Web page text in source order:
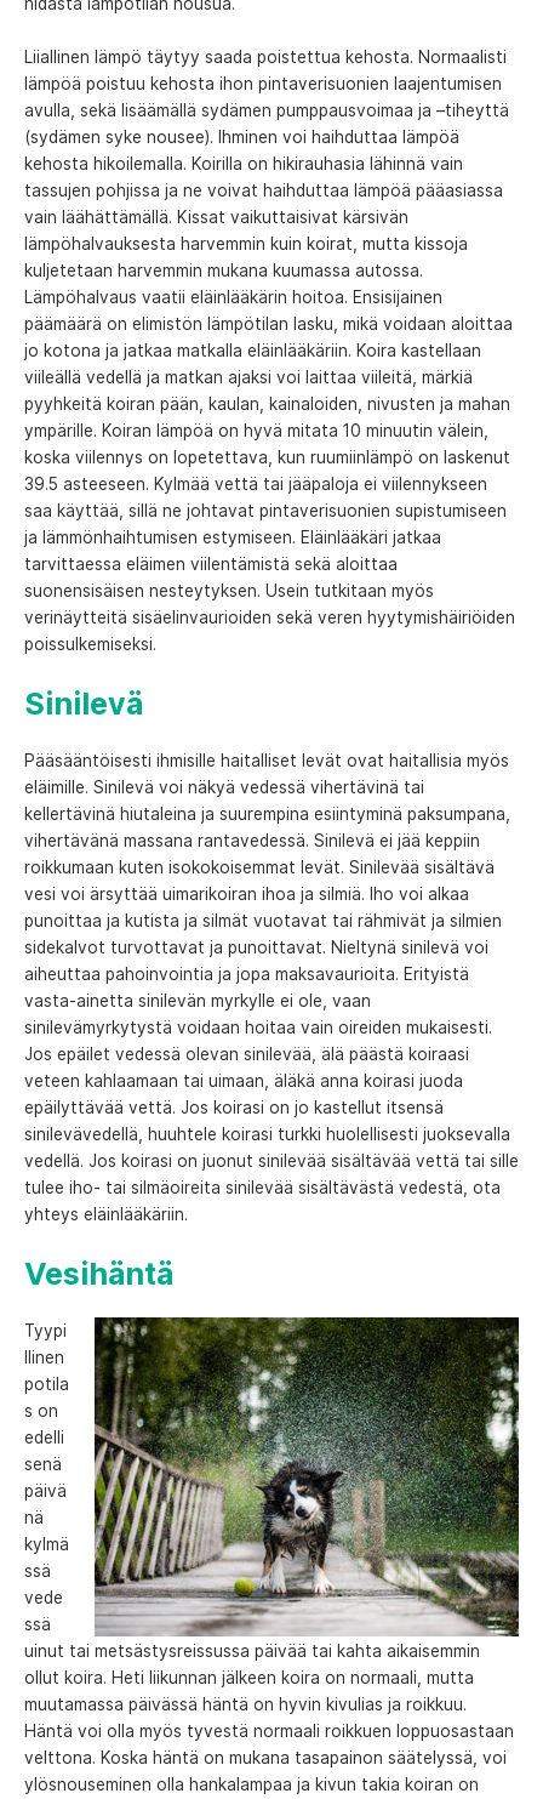
Liiallinen lämpö täytyy saada poistettua kehosta. Normaalisti
lämpöä poistuu kehosta ihon pintaverisuonien laajentumisen
avulla, sekä lisäämällä sydämen pumppausvoimaa ja –tiheyttä
(sydämen syke nousee). Ihminen voi haihduttaa lämpöä
kehosta hikoilemalla. Koirilla on hikirauhasia lähinnä vain
tassujen pohjissa ja ne voivat haihduttaa lämpöä pääasiassa
vain läähättämällä. Kissat vaikuttaisivat kärsivän
lämpöhalvauksesta harvemmin kuin koirat, mutta kissoja
kuljetetaan harvemmin mukana kuumassa autossa.
Lämpöhalvaus vaatii eläinlääkärin hoitoa. Ensisijainen
päämäärä on elimistön lämpötilan lasku, mikä voidaan aloittaa
jo kotona ja jatkaa matkalla eläinlääkäriin. Koira kastellaan
viileällä vedellä ja matkan ajaksi voi laittaa viileitä, märkiä
pyyhkeitä koiran pään, kaulan, kainaloiden, nivusten ja mahan
ympärille. Koiran lämpöä on hyvä mitata 10 minuutin välein,
koska viilennys on lopetettava, kun ruumiinlämpö on laskenut
39.5 asteeseen. Kylmää vettä tai jääpaloja ei viilennykseen
saa käyttää, sillä ne johtavat pintaverisuonien supistumiseen
ja lämmönhaihtumisen estymiseen. Eläinlääkäri jatkaa
tarvittaessa eläimen viilentämistä sekä aloittaa
suonensisäisen nesteytyksen. Usein tutkitaan myös
verinäytteitä sisäelinvaurioiden sekä veren hyytymishäiriöiden
poissulkemiseksi.
Sinilevä
Pääsääntöisesti ihmisille haitalliset levät ovat haitallisia myös
eläimille. Sinilevä voi näkyä vedessä vihertävinä tai
kellertävinä hiutaleina ja suurempina esiintyminä paksumpana,
vihertävänä massana rantavedessä. Sinilevä ei jää keppiin
roikkumaan kuten isokokoisemmat levät. Sinilevää sisältävä
vesi voi ärsyttää uimarikoiran ihoa ja silmiä. Iho voi alkaa
punoittaa ja kutista ja silmät vuotavat tai rähmivät ja silmien
sidekalvot turvottavat ja punoittavat. Nieltynä sinilevä voi
aiheuttaa pahoinvointia ja jopa maksavaurioita. Erityistä
vasta-ainetta sinilevän myrkylle ei ole, vaan
sinilevämyrkytystä voidaan hoitaa vain oireiden mukaisesti.
Jos epäilet vedessä olevan sinilevää, älä päästä koiraasi
veteen kahlaamaan tai uimaan, äläkä anna koirasi juoda
epäilyttävää vettä. Jos koirasi on jo kastellut itsensä
sinilevävedellä, huuhtele koirasi turkki huolellisesti juoksevalla
vedellä. Jos koirasi on juonut sinilevää sisältävää vettä tai sille
tulee iho- tai silmäoireita sinilevää sisältävästä vedestä, ota
yhteys eläinlääkäriin.
Vesihäntä
Tyypi
llinen
potila
s on
edelli
senä
päivä
nä
kylmä
ssä
vede
ssä
uinut tai metsästysreissussa päivää tai kahta aikaisemmin
ollut koira. Heti liikunnan jälkeen koira on normaali, mutta
muutamassa päivässä häntä on hyvin kivulias ja roikkuu.
Häntä voi olla myös tyvestä normaali roikkuen loppuosastaan
velttona. Koska häntä on mukana tasapainon säätelyssä, voi
ylösnouseminen olla hankalampaa ja kivun takia koiran on